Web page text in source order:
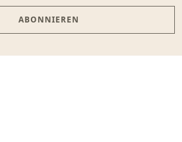
ABONNIEREN